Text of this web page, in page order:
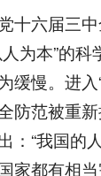
六届三中
为本”的
缓慢。进入
防范被重
：“我国的
家都有相